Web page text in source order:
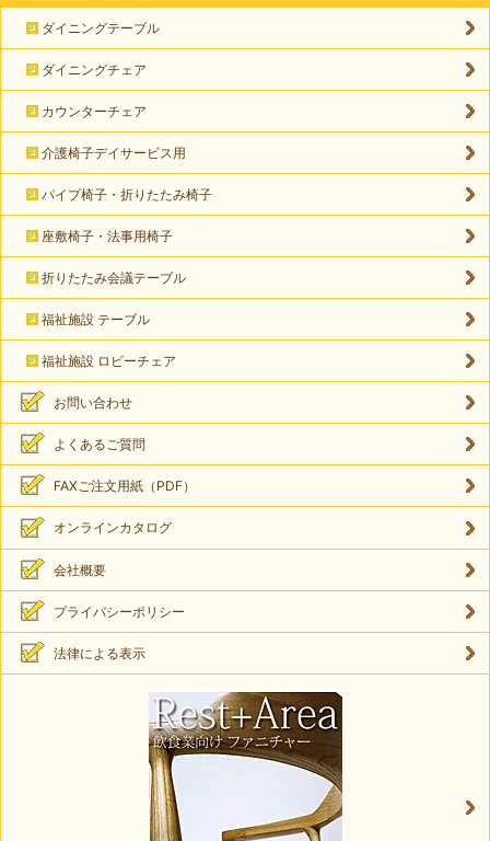
ダイニングテーブル
ダイニングチェア
カウンターチェア
介護椅子デイサービス用
パイプ椅子・折りたたみ椅子
座敷椅子・法事用椅子
折りたたみ会議テーブル
福祉施設 テーブル
福祉施設 ロビーチェア
お問い合わせ
よくあるご質問
FAXご注文用紙（PDF）
オンラインカタログ
会社概要
プライバシーポリシー
法律による表示